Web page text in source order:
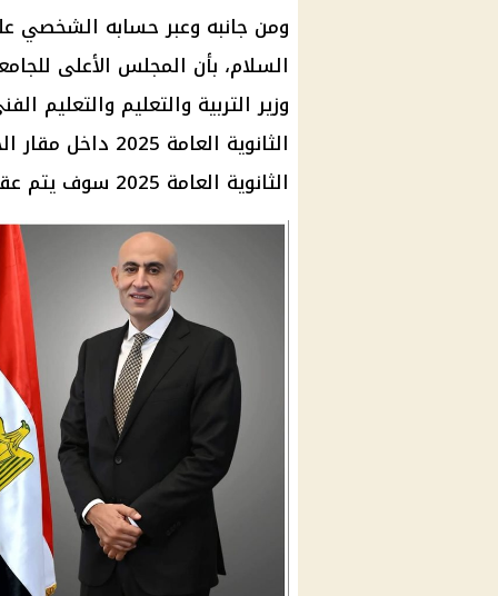
ومن جانبه وعبر حسابه الشخصي
السلام، بأن المجلس الأعلى
وزير التربية والتعليم والتعليم
الثانوية
الثانوية العامة 2025 سوف يتم عقدها كما هو معتاد داخل المدارس.